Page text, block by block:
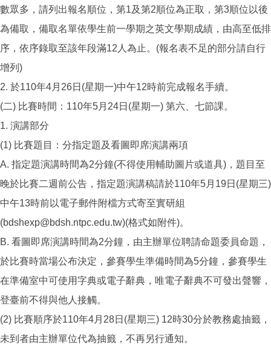
數眾多，請列出報名順位，第1及第2順位為正取，第3順位以後
為備取，備取名單依學生前一學期之英文學期成績，由高至低排
序，依序錄取至該年段滿12人為止。(報名表不足的部分請自行
增列)
2. 於110年4月26日(星期一)中午12時前完成報名手續。
(二) 比賽時間：110年5月24日(星期一) 第六、七節課。
1. 演講部分
(1) 比賽題目：分指定題及看圖即席演講兩項
A. 指定題演講時間為2分鐘(不得使用輔助圖片或道具)，題目至
晚於比賽二週前公告，指定題演講稿請於110年5月19日(星期三)
中午13時前以電子郵件附檔方式寄至實研組
(bdshexp@bdsh.ntpc.edu.tw)(格式如附件)。
B. 看圖即席演講時間為2分鐘，由主辦單位聘請命題委員命題，
於比賽時當場公布決定，參賽學生準備時間為5分鐘，參賽學生
在準備室中可使用字典或電子辭典，唯電子辭典不可發出聲響，
登臺前不得與他人接觸。
(2) 比賽順序於110年4月28日(星期三) 12時30分於教務處抽籤，
未到者由主辦單位代為抽籤，不再另行通知。